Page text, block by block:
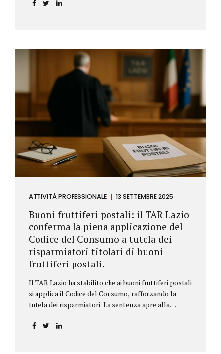
ATTIVITÀ PROFESSIONALE 13 SETTEMBRE 2025
Buoni fruttiferi postali: il TAR Lazio
conferma la piena applicazione del
Codice del Consumo a tutela dei
risparmiatori titolari di buoni
fruttiferi postali.
Il TAR Lazio ha stabilito che ai buoni fruttiferi postali
si applica il Codice del Consumo, rafforzando la
tutela dei risparmiatori. La sentenza apre alla
capitale o interessi per mancanza di informazioni